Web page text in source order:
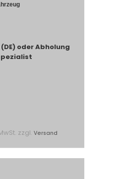
oder Abholung
zzgl. Versand